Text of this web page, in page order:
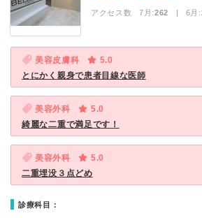
アクセス数 7月:262 | 6月:
美容皮膚科
5.0
とにかく親身で患者目線な医師
美容外科
5.0
綺麗な二重で満足です！
美容外科
5.0
二重埋没３点どめ
診療科目：